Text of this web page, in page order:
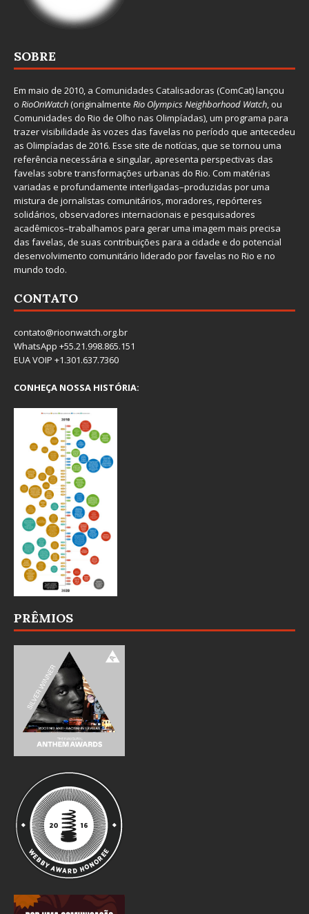
SOBRE
Em maio de 2010, a Comunidades Catalisadoras (ComCat) lançou
o RioOnWatch(originalmente Rio Olympics Neighborhood Watch, ou
Comunidades do Rio de Olho nas Olimpíadas), um programa para
trazer visibilidade às vozes das favelas no período que antecedeu
as Olimpíadas de 2016. Esse site de notícias, que se tornou uma
referência necessária e singular, apresenta perspectivas das
favelas sobre transformações urbanas do Rio. Com matérias
variadas e profundamente interligadas–produzidas por uma
mistura de jornalistas comunitários, moradores, repórteres
solidários, observadores internacionais e pesquisadores
acadêmicos–trabalhamos para gerar uma imagem mais precisa
das favelas, de suas contribuições para a cidade e do potencial
desenvolvimento comunitário liderado por favelas no Rio e no
mundo todo.
CONTATO
contato@rioonwatch.org.br
WhatsApp +55.21.998.865.151
EUA VOIP +1.301.637.7360
CONHEÇA NOSSA HISTÓRIA:
PRÊMIOS